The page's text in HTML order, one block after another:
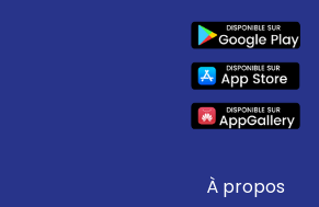
À propos